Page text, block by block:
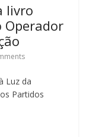
livro
Operador
Luz da
Partidos